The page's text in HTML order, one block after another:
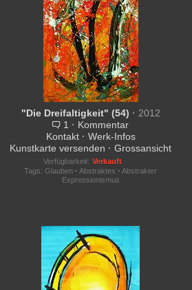
"Die Dreifaltigkeit" (54) · 2012
1 · Kommentar
Kontakt · Werk-Infos
Kunstkarte versenden · Grossansicht
Verfügbarkeit: Verkauft
Tags:Glauben · Abstraktes · Abstrakter
Expressionismus